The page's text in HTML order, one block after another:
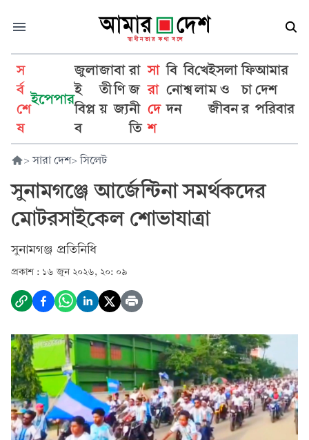
স
র্ব
শে
ষ
ইপেপার
জুলা
ই
বিপ্ল
ব
জা
তী
য়
বা
ণি
জ্য
রা
জ
নী
তি
সা
রা
দে
শ
বি
নো
দন
বি
শ্ব
খে
লা
ইসলা
ম ও
জীবন
ফি
চা
র
আমার
দেশ
পরিবার
> সারা দেশ> সিলেট
সুনামগঞ্জে আর্জেন্টিনা সমর্থকদের
মোটরসাইকেল শোভাযাত্রা
সুনামগঞ্জ প্রতিনিধি
প্রকাশ : ১৬ জুন ২০২৬, ২০: ০৯